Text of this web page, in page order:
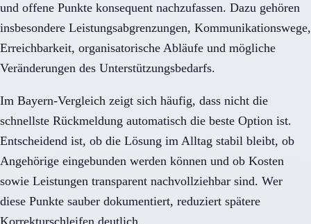
und offene Punkte konsequent nachzufassen. Dazu gehören
insbesondere Leistungsabgrenzungen, Kommunikationswege,
Erreichbarkeit, organisatorische Abläufe und mögliche
Veränderungen des Unterstützungsbedarfs.
Im Bayern-Vergleich zeigt sich häufig, dass nicht die
schnellste Rückmeldung automatisch die beste Option ist.
Entscheidend ist, ob die Lösung im Alltag stabil bleibt, ob
Angehörige eingebunden werden können und ob Kosten
sowie Leistungen transparent nachvollziehbar sind. Wer
diese Punkte sauber dokumentiert, reduziert spätere